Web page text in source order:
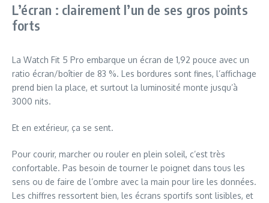
L’écran : clairement l’un de ses gros points
forts
La Watch Fit 5 Pro embarque un écran de 1,92 pouce avec un
ratio écran/boîtier de 83 %. Les bordures sont fines, l’affichage
prend bien la place, et surtout la luminosité monte jusqu’à
3000 nits.
Et en extérieur, ça se sent.
Pour courir, marcher ou rouler en plein soleil, c’est très
confortable. Pas besoin de tourner le poignet dans tous les
sens ou de faire de l’ombre avec la main pour lire les données.
Les chiffres ressortent bien, les écrans sportifs sont lisibles, et